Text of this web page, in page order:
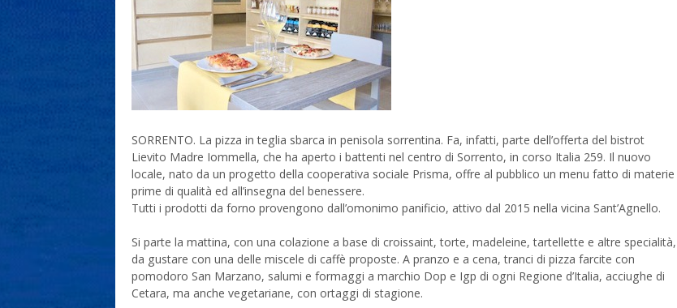
SORRENTO. La pizza in teglia sbarca in penisola sorrentina. Fa, infatti, parte dell’offerta del bistrot
Lievito Madre Iommella, che ha aperto i battenti nel centro di Sorrento, in corso Italia 259. Il nuovo
locale, nato da un progetto della cooperativa sociale Prisma, offre al pubblico un menu fatto di materie
prime di qualità ed all’insegna del benessere.
Tutti i prodotti da forno provengono dall’omonimo panificio, attivo dal 2015 nella vicina Sant’Agnello.
Si parte la mattina, con una colazione a base di croissaint, torte, madeleine, tartellette e altre specialità,
da gustare con una delle miscele di caffè proposte. A pranzo e a cena, tranci di pizza farcite con
pomodoro San Marzano, salumi e formaggi a marchio Dop e Igp di ogni Regione d’Italia, acciughe di
Cetara, ma anche vegetariane, con ortaggi di stagione.